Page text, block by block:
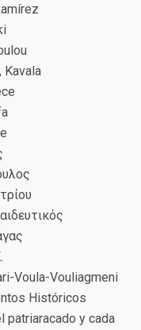
Kavala
Voula-Vouliagmeni
Ηistóricos
patriaracado y cada